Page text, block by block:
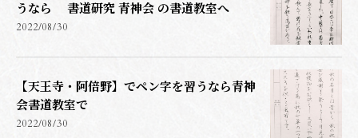
うなら 書道研究 青神会 の書道教室へ
2022/08/30
【天王寺・阿倍野】でペン字を習うなら青神
会書道教室で
2022/08/30